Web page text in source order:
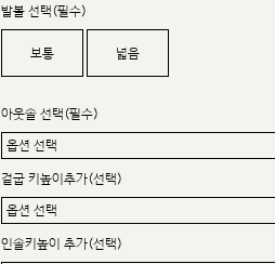
발볼 선택(필수)
보통 넓음
아웃솔 선택(필수)
겉굽 키높이추가(선택)
인솔키높이 추가(선택)